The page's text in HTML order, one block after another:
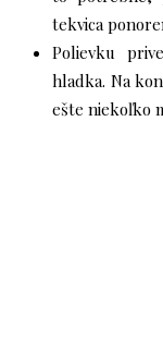
tekvica
Polievku
hladka. Na
ešte niekoľko